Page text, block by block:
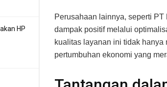
HP
Perusahaan lainnya, seperti
dampak positif melalui
kualitas layanan ini tidak
pertumbuhan ekonomi yang